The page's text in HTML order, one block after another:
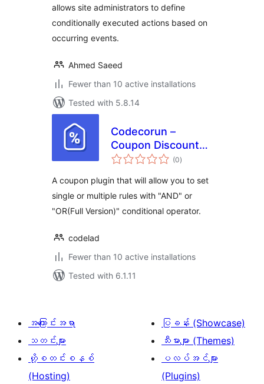
allows site administrators to define
conditionally executed actions based on
occurring events.
Ahmed Saeed
Fewer than 10 active installations
Tested with 5.8.14
Codecorun –
Coupon Discount
Rules
(0total
ratings
)
A coupon plugin that will allow you to set
single or multiple rules with "AND" or
"OR(Full Version)" conditional operator.
codelad
Fewer than 10 active installations
Tested with 6.1.11
အကြောင်းအရာ
သတင်းများ
ဟို့စတင်းစနစ်
(Hosting)
ပြခန်း (Showcase)
သီးမားများ (Themes)
ပလပ်အင်များ
(Plugins)